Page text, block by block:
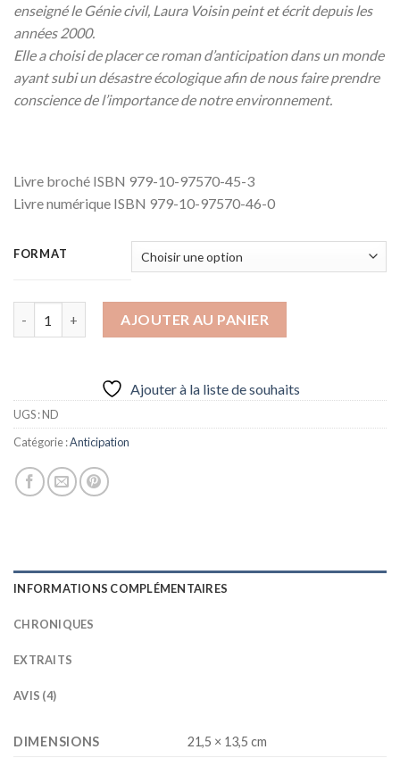
enseigné le Génie civil, Laura Voisin peint et écrit depuis les
années 2000.
Elle a choisi de placer ce roman d’anticipation dans un monde
ayant subi un désastre écologique afin de nous faire prendre
conscience de l’importance de notre environnement.
Livre broché ISBN 979-10-97570-45-3
Livre numérique ISBN 979-10-97570-46-0
FORMAT
AJOUTER AU PANIER
Ajouter à la liste de souhaits
UGS :ND
Catégorie :Anticipation
INFORMATIONS COMPLÉMENTAIRES
CHRONIQUES
EXTRAITS
AVIS (4)
DIMENSIONS 21,5 × 13,5 cm